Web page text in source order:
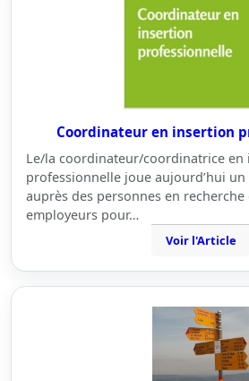
Coordinateur en insertion
Le/la coordinateur/coordinatrice en
professionnelle joue aujourd’hui
auprès des personnes en recherche
employeurs pour…
Voir l'Article